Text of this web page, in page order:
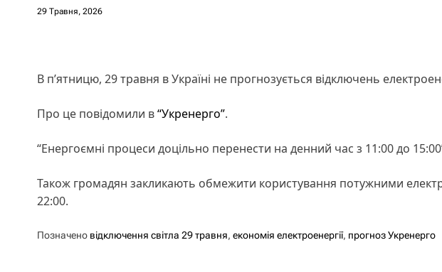
29 Травня, 2026
В п’ятницю, 29 травня в Україні не прогнозується відключень
Про це повідомили в“Укренерго”.
“Енергоємні процеси доцільно перенести на денний час з 11:00 до
Також громадян закликають обмежити користування потужними
22:00.
Позначено відключення світла 29 травня, економія електроенергії, прогноз Укренерго